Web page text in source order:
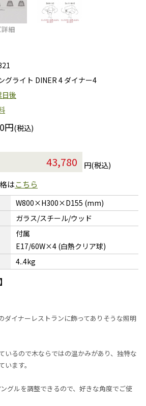
細
グライト DINER 4 ダイナー4
後
円(税込)
円(税込)
はこちら
W800×H300×D155 (mm)
ガラス/スチール/ウッド
付属
E17/60W×4 (白熱クリア球)
4..4kg
ダイナーレストランに飾ってありそうな照明
いるので木ならではの温かみがあり、独特な
ます。
グルを調整できるので、好きな角度でご使